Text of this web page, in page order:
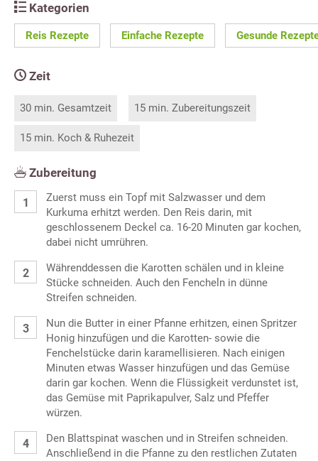
Kategorien
Reis Rezepte Einfache Rezepte Gesunde
Zeit
30 min. Gesamtzeit 15 min. Zubereitungszeit
15 min. Koch & Ruhezeit
Zubereitung
Zuerst muss ein Topf mit Salzwasser und dem
Kurkuma erhitzt werden. Den Reis darin, mit
geschlossenem Deckel ca. 16-20 Minuten gar kochen,
dabei nicht umrühren.
Währenddessen die Karotten schälen und in kleine
Stücke schneiden. Auch den Fencheln in dünne
Streifen schneiden.
Nun die Butter in einer Pfanne erhitzen, einen Spritzer
Honig hinzufügen und die Karotten- sowie die
Fenchelstücke darin karamellisieren. Nach einigen
Minuten etwas Wasser hinzufügen und das Gemüse
darin gar kochen. Wenn die Flüssigkeit verdunstet ist,
das Gemüse mit Paprikapulver, Salz und Pfeffer
würzen.
Den Blattspinat waschen und in Streifen schneiden.
Anschließend in die Pfanne zu den restlichen Zutaten